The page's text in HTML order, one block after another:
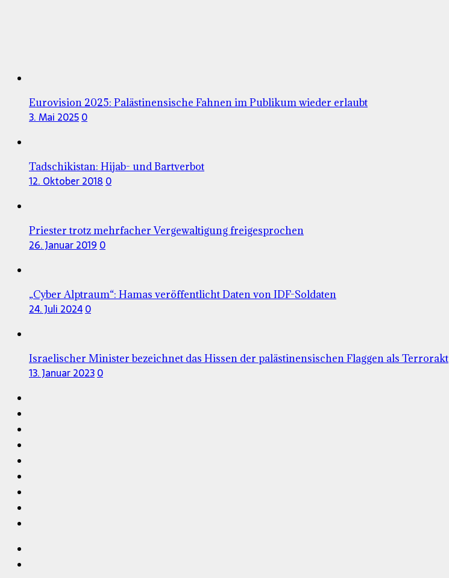
Eurovision 2025: Palästinensische Fahnen im Publikum wieder erlaubt
3. Mai 20250
Tadschikistan: Hijab- und Bartverbot
12. Oktober 2018 0
Priester trotz mehrfacher Vergewaltigung freigesprochen
26. Januar 2019 0
„Cyber Alptraum“: Hamas veröffentlicht Daten von IDF-Soldaten
24. Juli 20240
Israelischer Minister bezeichnet das Hissen der palästinensischen Flaggen als Terrorakt
13. Januar 20230